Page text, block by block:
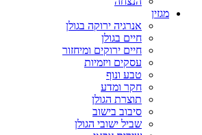
מגזין
אנרגיה ירוקה בגולן
חיים בגולן
חיים ירוקים ומיחזור
עסקים ויזמיות
טבע ונוף
חקר ומדע
תוצרת הגולן
סיבוב בישוב
שביל ישובי הגולן